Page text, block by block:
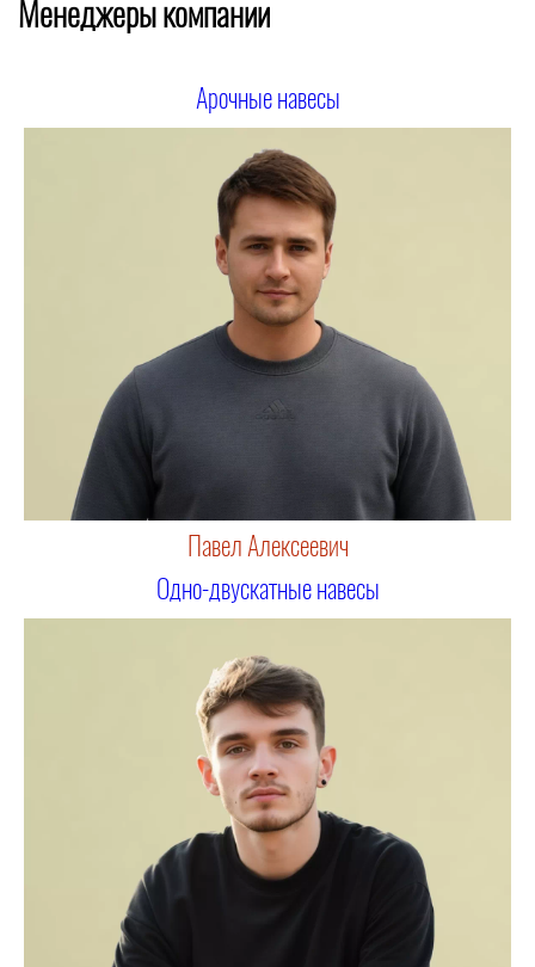
Менеджеры компании
Арочные навесы
Павел Алексеевич
Одно-двускатные навесы